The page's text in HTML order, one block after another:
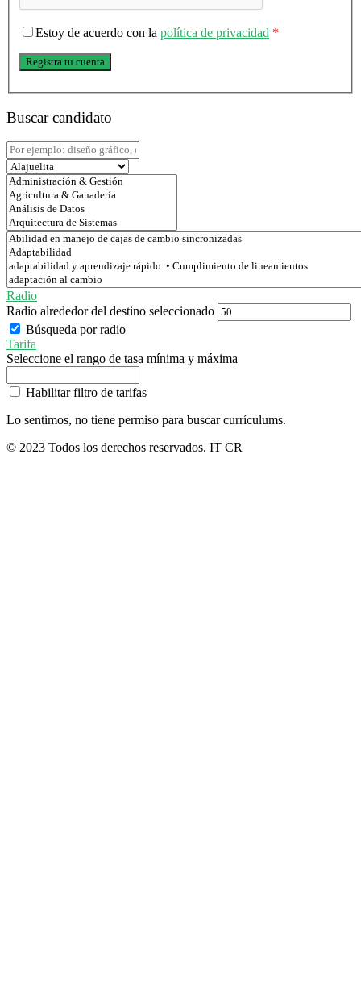
Estoy de acuerdo con la política de privacidad *
Buscar candidato
Radio
Radio alrededor del destino seleccionado
Búsqueda por radio
Tarifa
Seleccione el rango de tasa mínima y máxima
Habilitar filtro de tarifas
Lo sentimos, no tiene permiso para buscar currículums.
© 2023 Todos los derechos reservados. IT CR